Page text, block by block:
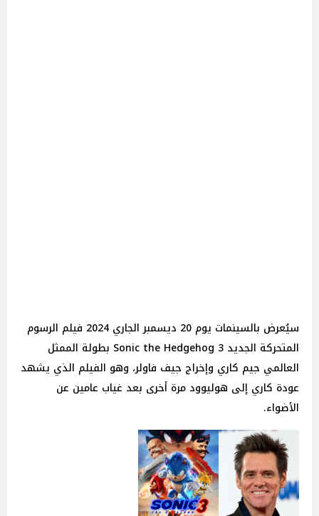
سيُعرض بالسينمات يوم 20 ديسمبر الجاري 2024 فيلم الرسوم
المتحركة الجديد Sonic the Hedgehog 3 بطولة الممثل
العالمي جيم كاري وإخراج جيف فاولر، وهو الفيلم الذي يشهد
عودة كاري إلى هوليوود مرة أخرى بعد غياب عامين عن
الأضواء.